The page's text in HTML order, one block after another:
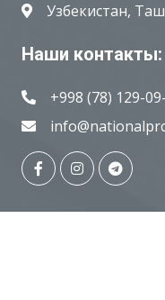
Узбекистан,
Наши контакты:
+998 (78) 129-